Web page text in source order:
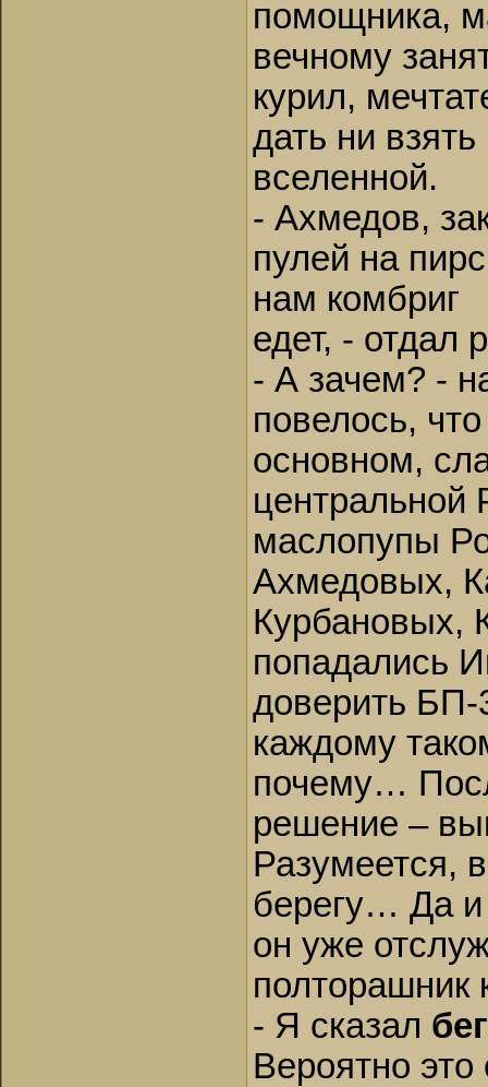
помощника,
вечному
курил,
дать ни
вселенной.
- Ахмедов,
пулей на
нам комбриг
едет, - отдал
- А зачем? -
повелось,
основном,
маслопупы
Ахмедовых,
Курбановых,
попадались
доверить БП-
каждому
почему…
решение –
Разумеется,
берегу… Да и
он уже
полторашник
- Я сказал
Вероятно